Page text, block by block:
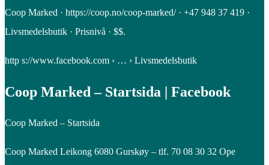
Coop Marked · https://coop.no/coop-marked/ · +47 948 37 419 ·
Livsmedelsbutik · Prisnivå · $$.
http s://www.facebook.com › … › Livsmedelsbutik
Coop Marked – Startsida | Facebook
Coop Marked – Startsida
Coop Marked Leikong 6080 Gurskøy – tlf. 70 08 30 32 Ope